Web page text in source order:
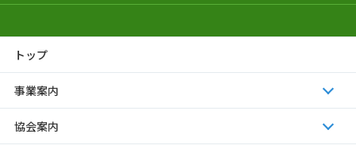
トップ
事業案内
協会案内